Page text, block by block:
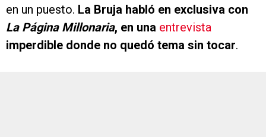
en un puesto. La Bruja habló en exclusiva con
La Página Millonaria, en una entrevista
imperdible donde no quedó tema sin tocar.